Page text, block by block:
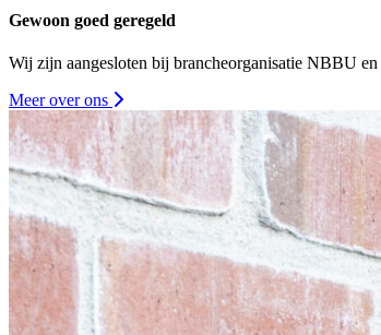
Gewoon goed geregeld
Wij zijn aangesloten bij brancheorganisatie NBBU
Meer over ons